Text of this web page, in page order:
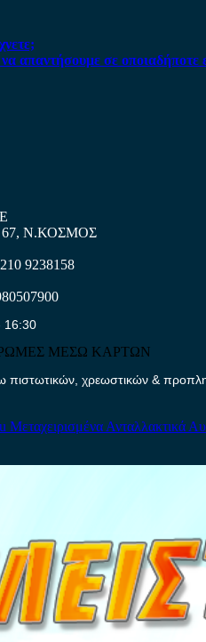
απαντήσουμε σε
Ν.ΚΟΣΜΟΣ
210 9238158
16:30
ΜΕΣΩ ΚΑΡΤΩΝ
πιστωτικών, χρεωστικών &
Μεταχειρισμένα Ανταλλακτικά